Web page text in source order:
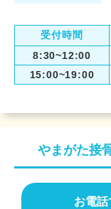
受付時間
8:30~12:00
15:00~19:00
やまがた接
お電